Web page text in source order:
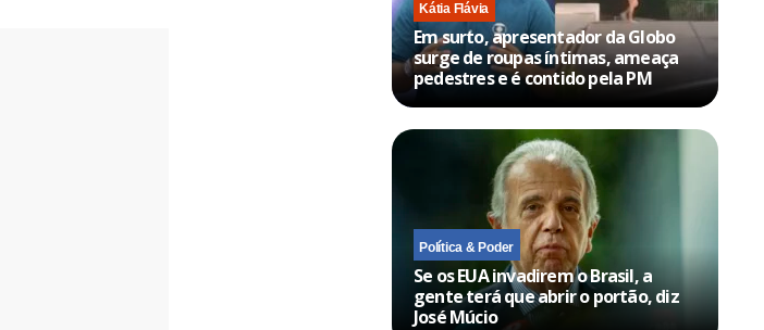
Kátia Flávia
Em surto, apresentador da Globo
surge de roupas íntimas, ameaça
pedestres e é contido pela PM
Política & Poder
Se os EUA invadirem o Brasil, a
gente terá que abrir o portão, diz
José Múcio